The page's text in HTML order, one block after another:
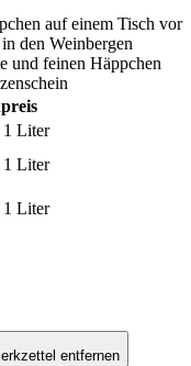
Liter
Liter
Liter
entfernen